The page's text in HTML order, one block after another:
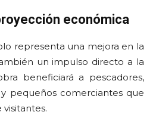
económica
representa una mejora en la
un impulso directo a la
beneficiará a pescadores,
pequeños comerciantes que